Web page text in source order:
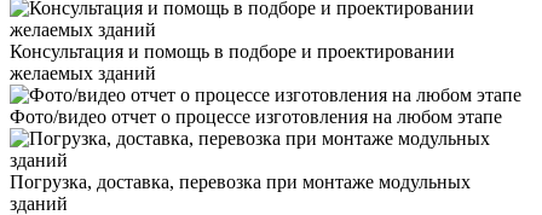
Консультация и помощь в подборе и проектировании
желаемых зданий
Фото/видео отчет о процессе изготовления на любом этапе
Погрузка, доставка, перевозка при монтаже модульных
зданий